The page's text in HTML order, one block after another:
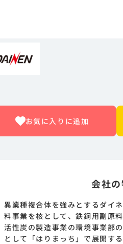
お気に入りに追加
会社
異業種複合体を強みとするダイ
料事業を核として、鉄鋼用副原
活性炭の製造事業の環境事業部
として「はりまっち」で展開す